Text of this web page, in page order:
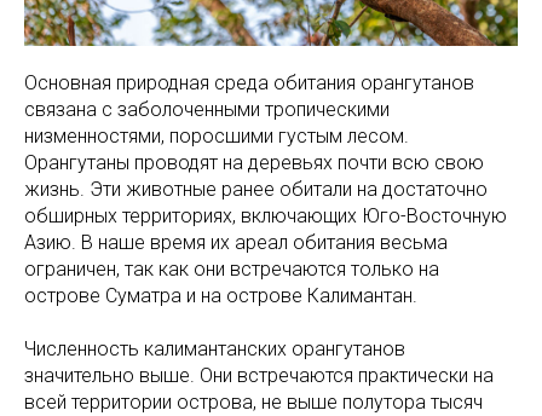
Основная природная среда обитания орангутанов
связана с заболоченными тропическими
низменностями, поросшими густым лесом.
Орангутаны проводят на деревьях почти всю свою
жизнь. Эти животные ранее обитали на достаточно
обширных территориях, включающих Юго-Восточную
Азию. В наше время их ареал обитания весьма
ограничен, так как они встречаются только на
острове Суматра и на острове Калимантан.
Численность калимантанских орангутанов
значительно выше. Они встречаются практически на
всей территории острова, не выше полутора тысяч